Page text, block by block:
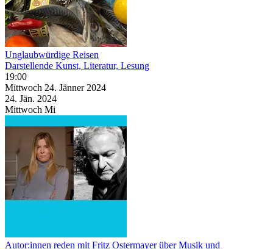
Unglaubwürdige Reisen
Darstellende Kunst, Literatur, Lesung
19:00
Mittwoch 24. Jänner 2024
24. Jän. 2024
Mittwoch Mi
Autor:innen reden mit Fritz Ostermayer über Musik und